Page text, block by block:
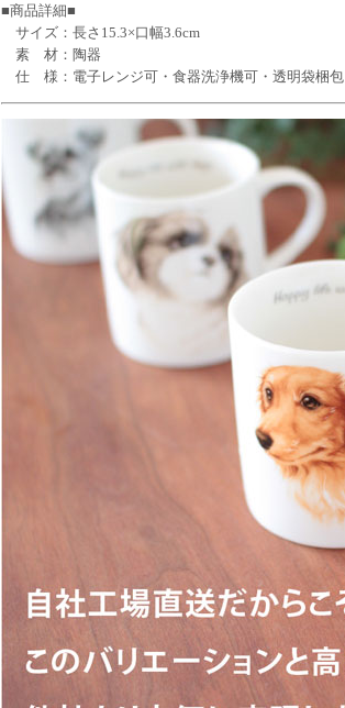
■商品詳細■
サイズ：長さ15.3×口幅3.6cm
素 材：陶器
仕 様：電子レンジ可・食器洗浄機可・透明袋梱包